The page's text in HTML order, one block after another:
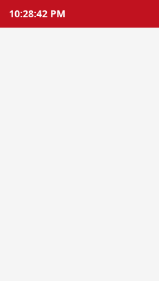
10:28:43 PM